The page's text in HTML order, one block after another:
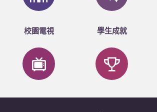
校園電視 學生成就